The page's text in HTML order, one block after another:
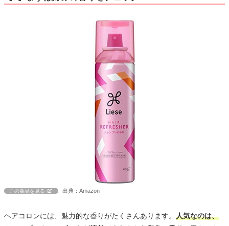
この商品を見る 出典：Amazon
ヘアコロンには、魅力的な香りがたくさんあります。 人気なのは、